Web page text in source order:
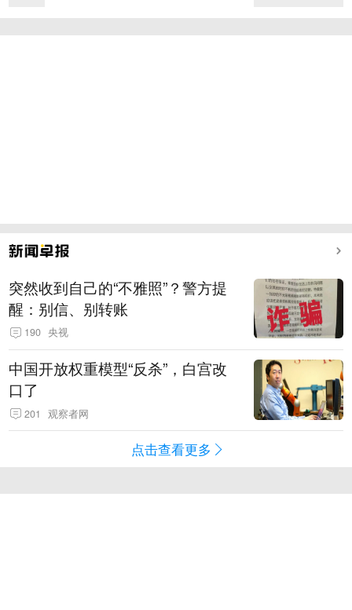
突然收到自己的“不雅照”？警方提
醒：别信、别转账
190 央视
中国开放权重模型“反杀”，白宫改
口了
201 观察者网
点击查看更多